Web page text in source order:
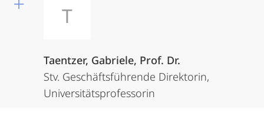
T
Taentzer, Gabriele, Prof. Dr.
Stv. Geschäftsführende Direktorin,
Universitätsprofessorin